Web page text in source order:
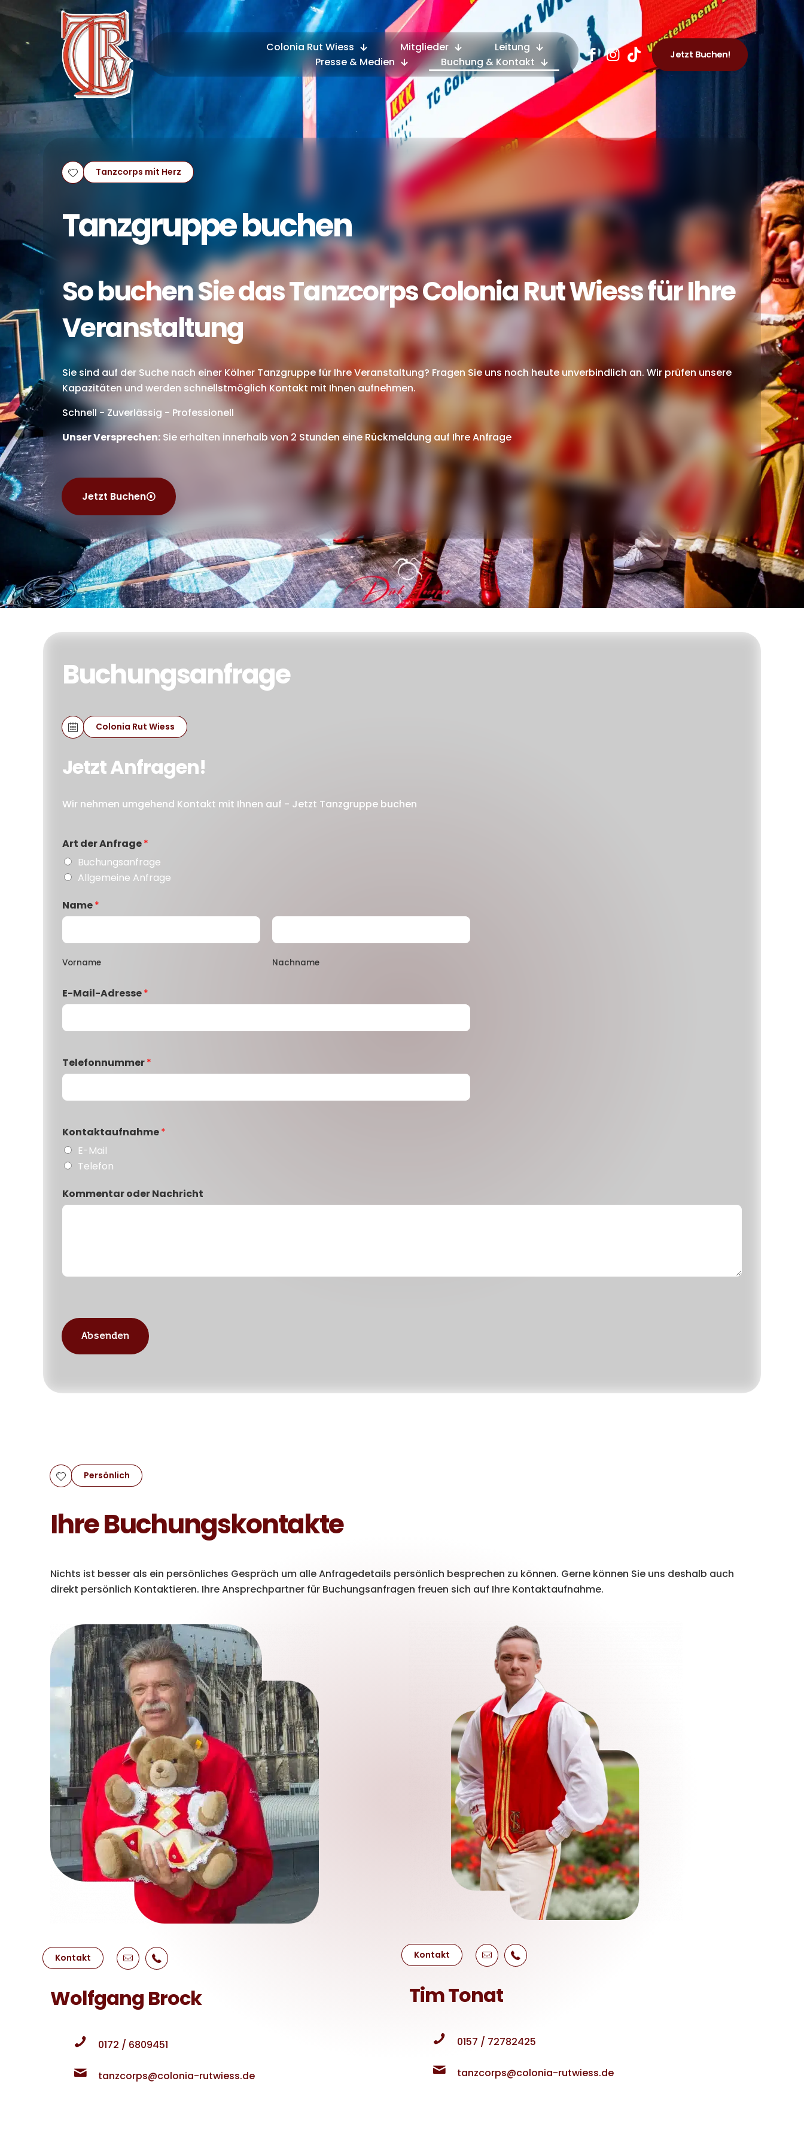
Colonia Rut Wiess Mitglieder
Leitung
Presse & Medien
Buchung & Kontakt
Jetzt Buchen!
Tanzcorps mit Herz
Tanzgruppe buchen
So buchen Sie das Tanzcorps Colonia Rut Wiess für Ihre
Veranstaltung
Sie sind auf der Suche nach einer Kölner Tanzgruppefür Ihre Veranstaltung? Fragen Sie uns noch heute unverbindlich an. Wir prüfen unsere
Kapazitäten und werden schnellstmöglich Kontakt mit Ihnen aufnehmen.
Schnell - Zuverlässig - Professionell
Unser Versprechen: Sie erhalten innerhalb von 2 Stunden eine Rückmeldung auf Ihre Anfrage
Jetzt Buchen
Buchungsanfrage
Colonia Rut Wiess
Jetzt Anfragen!
Wir nehmen umgehend Kontakt mit Ihnen auf - Jetzt Tanzgruppe buchen
Art der Anfrage*
Buchungsanfrage
Allgemeine Anfrage
Name*
Vorname Nachname
E-Mail-Adresse*
Telefonnummer*
Kontaktaufnahme*
E-Mail
Telefon
Kommentar oder Nachricht
Absenden
Persönlich
Ihre Buchungskontakte
Nichts ist besser als ein persönliches Gespräch um alle Anfragedetails persönlich besprechen zu können. Gerne können Sie uns deshalb auch
direkt persönlich Kontaktieren. Ihre Ansprechpartner für Buchungsanfragen freuen sich auf Ihre Kontaktaufnahme.
Kontakt
Wolfgang Brock
0172 / 6809451
tanzcorps@colonia-rutwiess.de
Kontakt
Tim Tonat
0157 / 72782425
tanzcorps@colonia-rutwiess.de